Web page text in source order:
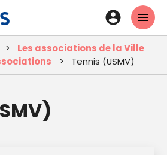
contenu
principal
En-
tête
-
Les associations de la Ville
Tennis (USMV)